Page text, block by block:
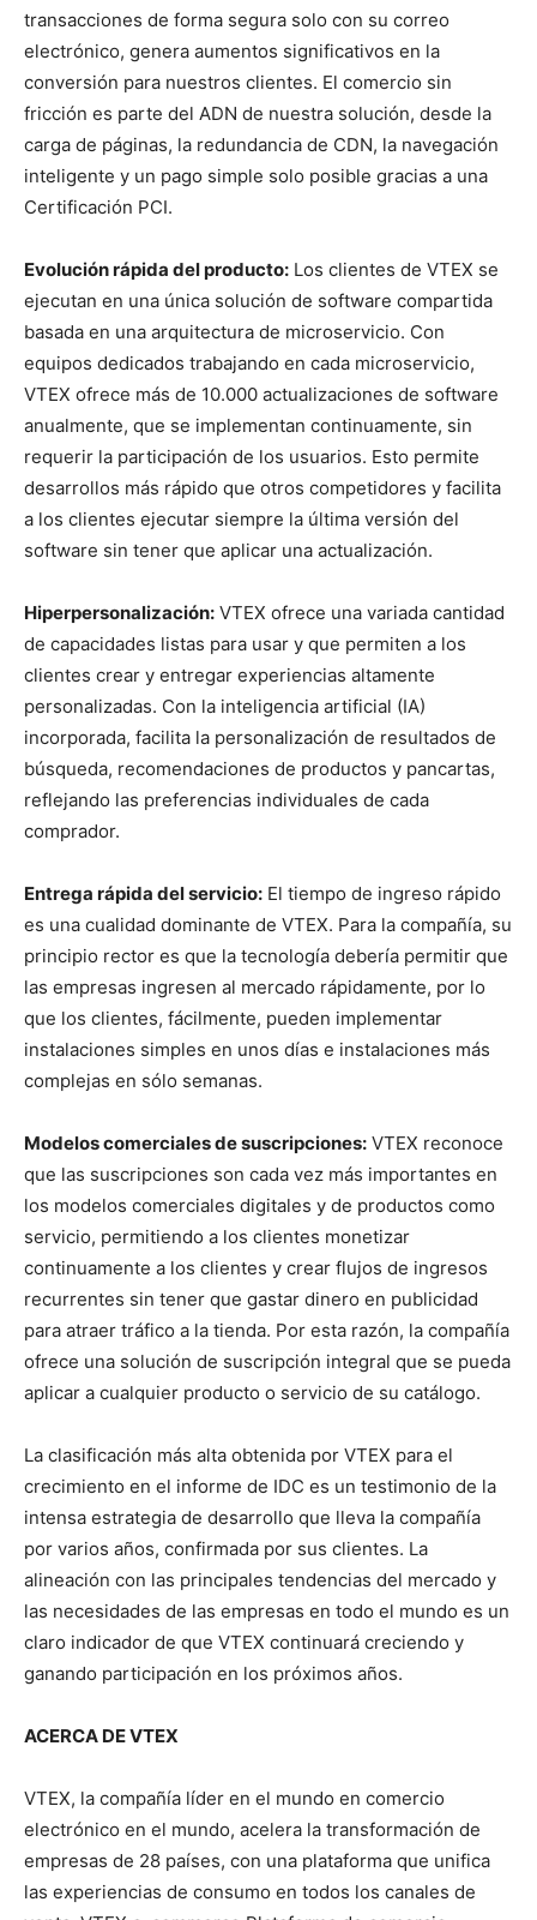
transacciones de forma segura solo con su correo
electrónico, genera aumentos significativos en la
conversión para nuestros clientes. El comercio sin
fricción es parte del ADN de nuestra solución, desde la
carga de páginas, la redundancia de CDN, la navegación
inteligente y un pago simple solo posible gracias a una
Certificación PCI.
Evolución rápida del producto: Los clientes de VTEX se
ejecutan en una única solución de software compartida
basada en una arquitectura de microservicio. Con
equipos dedicados trabajando en cada microservicio,
VTEX ofrece más de 10.000 actualizaciones de software
anualmente, que se implementan continuamente, sin
requerir la participación de los usuarios. Esto permite
desarrollos más rápido que otros competidores y facilita
a los clientes ejecutar siempre la última versión del
software sin tener que aplicar una actualización.
Hiperpersonalización: VTEX ofrece una variada cantidad
de capacidades listas para usar y que permiten a los
clientes crear y entregar experiencias altamente
personalizadas. Con la inteligencia artificial (IA)
incorporada, facilita la personalización de resultados de
búsqueda, recomendaciones de productos y pancartas,
reflejando las preferencias individuales de cada
comprador.
Entrega rápida del servicio: El tiempo de ingreso rápido
es una cualidad dominante de VTEX. Para la compañía, su
principio rector es que la tecnología debería permitir que
las empresas ingresen al mercado rápidamente, por lo
que los clientes, fácilmente, pueden implementar
instalaciones simples en unos días e instalaciones más
complejas en sólo semanas.
Modelos comerciales de suscripciones: VTEX reconoce
que las suscripciones son cada vez más importantes en
los modelos comerciales digitales y de productos como
servicio, permitiendo a los clientes monetizar
continuamente a los clientes y crear flujos de ingresos
recurrentes sin tener que gastar dinero en publicidad
para atraer tráfico a la tienda. Por esta razón, la compañía
ofrece una solución de suscripción integral que se pueda
aplicar a cualquier producto o servicio de su catálogo.
La clasificación más alta obtenida por VTEX para el
crecimiento en el informe de IDC es un testimonio de la
intensa estrategia de desarrollo que lleva la compañía
por varios años, confirmada por sus clientes. La
alineación con las principales tendencias del mercado y
las necesidades de las empresas en todo el mundo es un
claro indicador de que VTEX continuará creciendo y
ganando participación en los próximos años.
ACERCA DE VTEX
VTEX, la compañía líder en el mundo en comercio
electrónico en el mundo, acelera la transformación de
empresas de 28 países, con una plataforma que unifica
las experiencias de consumo en todos los canales de